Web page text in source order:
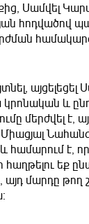
Սամվել
հոդվածով
այցելեցել
և
մերժվել
համարում է,
եք
մարդը թող